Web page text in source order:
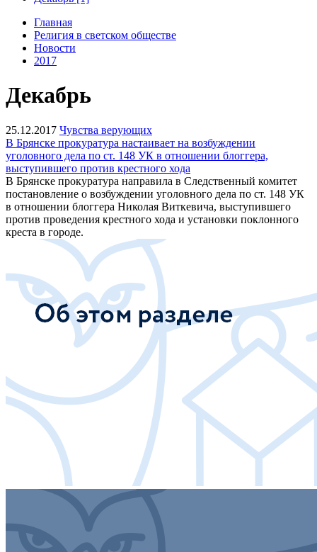
Главная
Религия в светском обществе
Новости
2017
Декабрь
25.12.2017 Чувства верующих
В Брянске прокуратура настаивает на возбуждении
уголовного дела по ст. 148 УК в отношении блоггера,
выступившего против крестного хода
В Брянске прокуратура направила в Следственный комитет
постановление о возбуждении уголовного дела по ст. 148 УК
в отношении блоггера Николая Виткевича, выступившего
против проведения крестного хода и установки поклонного
креста в городе.